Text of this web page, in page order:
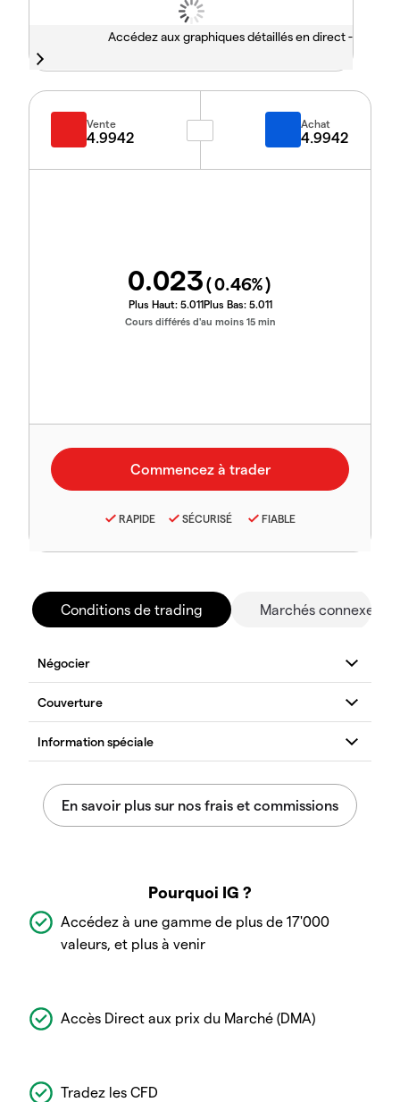
Accédez aux graphiques détaillés en direct -
Vente
4.9942
Achat
4.9942
0.023(0.46%)
Plus Haut: 5.011Plus Bas: 5.011
Cours différés d'au moins 15 min
RAPIDE SÉCURISÉ FIABLE
Conditions de trading Marchés connexes
Pourquoi IG ?
Accédez à une gamme de plus de 17'000
valeurs, et plus à venir
Accès Direct aux prix du Marché (DMA)
Tradez les CFD